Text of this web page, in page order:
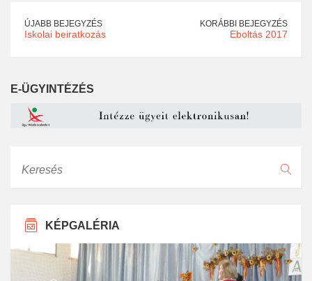
ÚJABB BEJEGYZÉS
Iskolai beiratkozás
KORÁBBI BEJEGYZÉS
Eboltás 2017
E-ÜGYINTÉZÉS
KÉPGALÉRIA